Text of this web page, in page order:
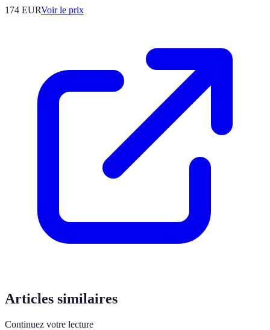
174 EURVoir le prix
Articles similaires
Continuez votre lecture